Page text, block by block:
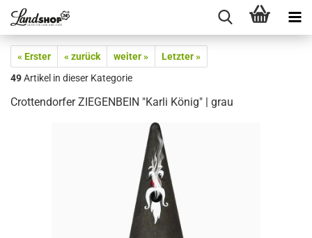
« Erster « zurück weiter »
Letzter »
49Artikel in dieser Kategorie
Crottendorfer ZIEGENBEIN "Karli König" | grau